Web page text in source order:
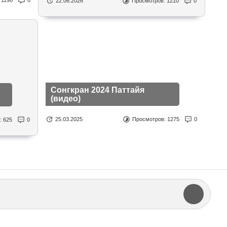
0
625
Сонгкран 2024 Паттайя
(видео)
25.03.2025 0
Просмотров: 1275